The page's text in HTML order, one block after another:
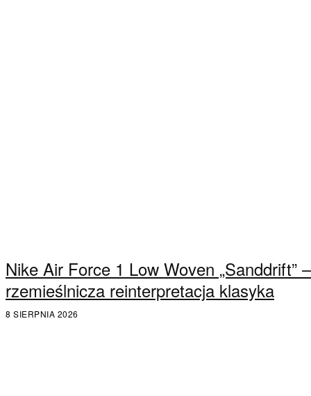
Nike Air Force 1 Low Woven „Sanddrift” –
rzemieślnicza reinterpretacja klasyka
8 SIERPNIA 2026